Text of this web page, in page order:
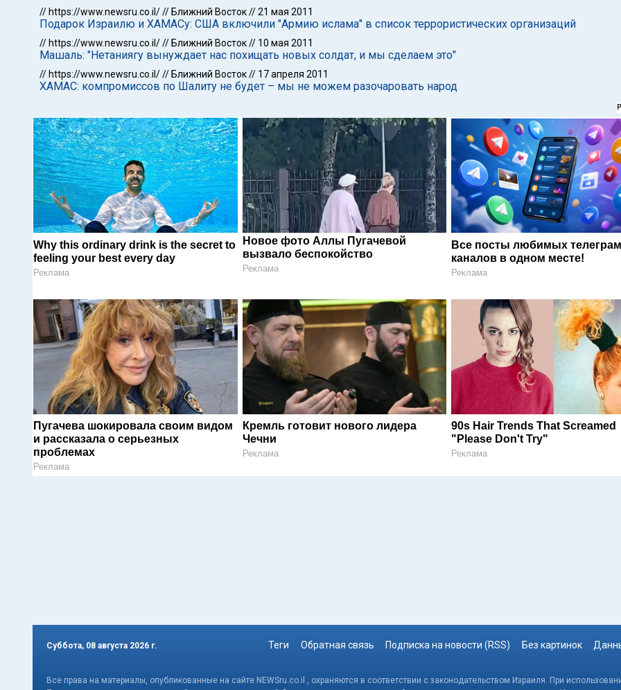
// https://www.newsru.co.il/// Ближний Восток//21 мая 2011
Подарок Израилю и ХАМАСу: США включили "Армию ислама" в список террористических организаций
// https://www.newsru.co.il/// Ближний Восток// 10 мая 2011
Машаль: "Нетаниягу вынуждает нас похищать новых солдат, и мы сделаем это"
// https://www.newsru.co.il/// Ближний Восток// 17 апреля 2011
ХАМАС: компромиссов по Шалиту не будет – мы не можем разочаровать народ
Why this ordinary drink is the secret to
feeling your best every day
Реклама
Новое фото Аллы Пугачевой
вызвало беспокойство
Реклама
Все посты любимых
каналов в одном месте!
Реклама
Пугачева шокировала своим видом
и рассказала о серьезных
проблемах
Реклама
Кремль готовит нового лидера
Чечни
Реклама
90s Hair Trends That Screamed
"Please Don't Try"
Реклама
Суббота, 08 августа 2026 г. Теги Обратная связь Подписка на новости (RSS) Без картинок
Все права на материалы, опубликованные на сайте NEWSru.co.il , охраняются в соответствии с законодательством Израиля. При